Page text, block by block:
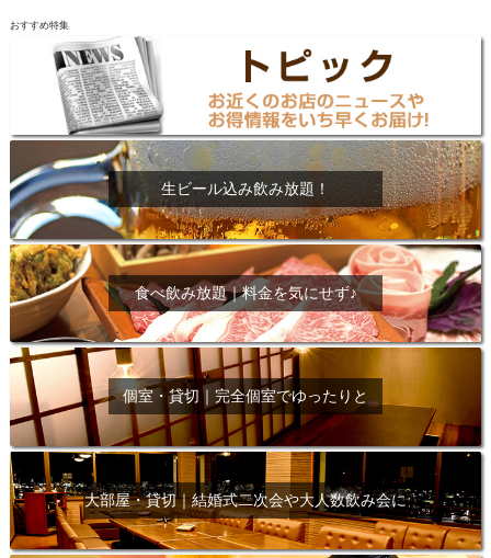
おすすめ特集
生ビール込み飲み放題！
食べ飲み放題｜料金を気にせず♪
個室・貸切｜完全個室でゆったりと
大部屋・貸切｜結婚式二次会や大人数飲み会に